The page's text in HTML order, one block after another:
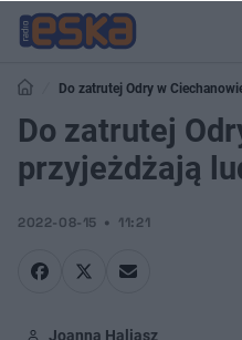
​Do zatrutej Odry w
​Do zatrutej
przyjeżdżają
2022-08-15 11:21
Joanna Haliasz